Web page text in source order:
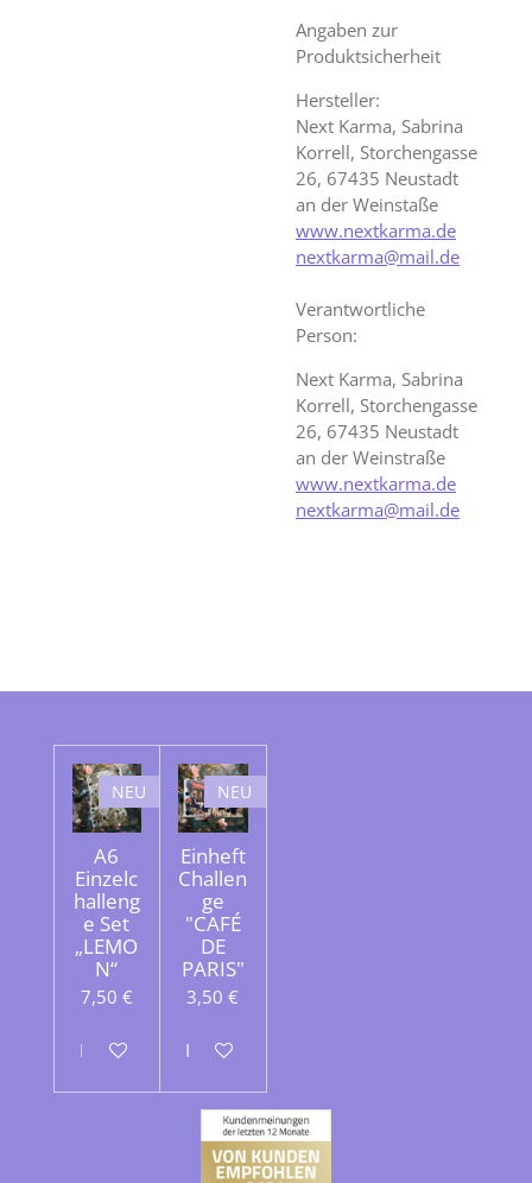
Angaben zur
Produktsicherheit
Hersteller:
Next Karma, Sabrina
Korrell, Storchengasse
26, 67435 Neustadt
an der Weinstaße
www.nextkarma.de
nextkarma@mail.de
Verantwortliche
Person:
Next Karma, Sabrina
Korrell, Storchengasse
26, 67435 Neustadt
an der Weinstraße
www.nextkarma.de
nextkarma@mail.de
NEU
A6
Einzelc
halleng
e Set
„LEMO
N“
7,50 €
In den Warenkorb
NEU
Einheft
Challen
ge
"CAFÉ
DE
PARIS"
3,50 €
In den Warenkorb